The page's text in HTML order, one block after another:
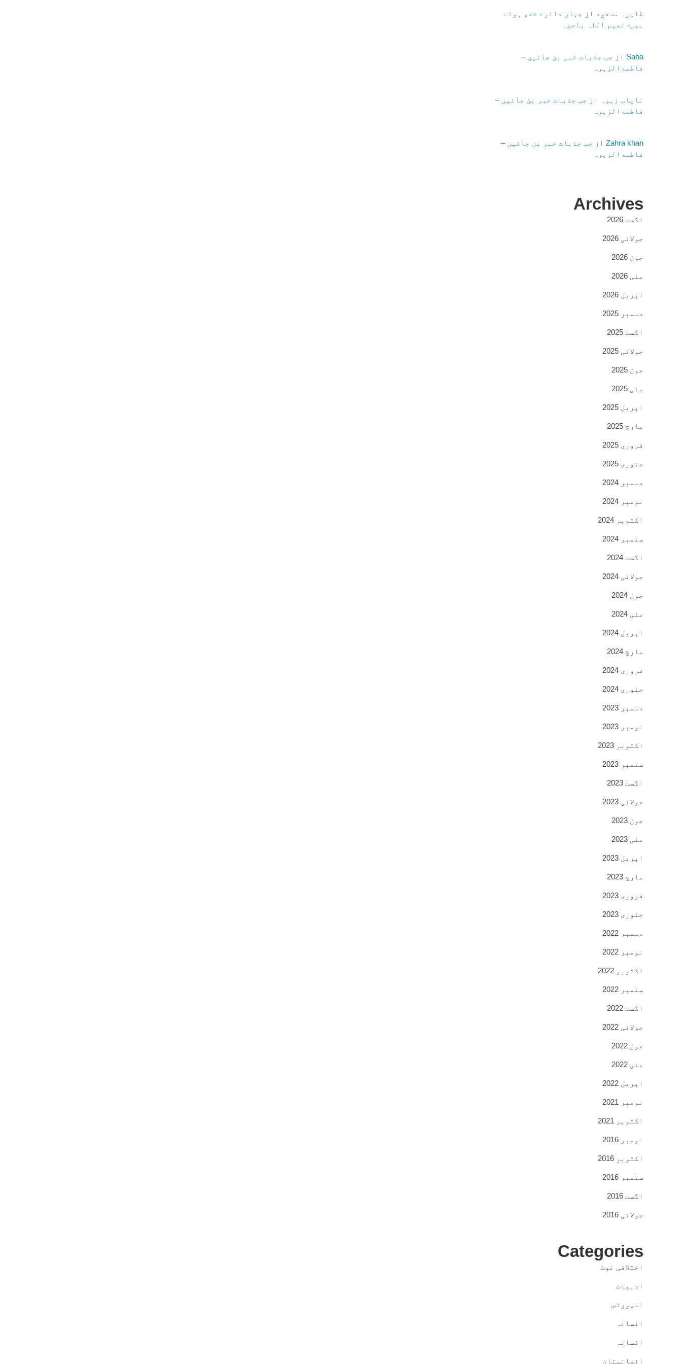
طاہرہ مسعود از جہاں دائرے ختم ہوتے
ہیں- نعیم اللہ باجوہ
Saba از جب جذبات خبر بن جائیں –
فاطمۃالزہرہ
نایاب زہرہ از جب جذبات خبر بن جائیں –
فاطمۃالزہرہ
Zahra khanاز جب جذبات خبر بن جائیں –
فاطمۃالزہرہ
Archives
اگست 2026
جولائی 2026
جون 2026
مئی 2026
اپریل 2026
دسمبر 2025
اگست 2025
جولائی 2025
جون 2025
مئی 2025
اپریل 2025
مارچ 2025
فروری 2025
جنوری 2025
دسمبر 2024
نومبر 2024
اکتوبر 2024
ستمبر 2024
اگست 2024
جولائی 2024
جون 2024
مئی 2024
اپریل 2024
مارچ 2024
فروری 2024
جنوری 2024
دسمبر 2023
نومبر 2023
اکتوبر 2023
ستمبر 2023
اگست 2023
جولائی 2023
جون 2023
مئی 2023
اپریل 2023
مارچ 2023
فروری 2023
جنوری 2023
دسمبر 2022
نومبر 2022
اکتوبر 2022
ستمبر 2022
اگست 2022
جولائی 2022
جون 2022
مئی 2022
اپریل 2022
نومبر 2021
اکتوبر 2021
نومبر 2016
اکتوبر 2016
ستمبر 2016
اگست 2016
جولائی 2016
Categories
اختلافی نوٹ
ادبیات
اسپورٹس
افسانہ
افسانہ
افغانستان